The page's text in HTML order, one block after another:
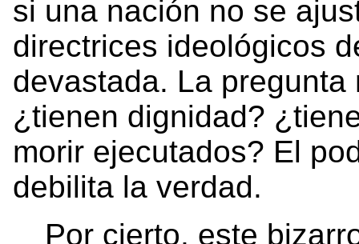
si una nación no se
directrices ideológicos
devastada. La
¿tienen dignidad?
morir ejecutados? El
debilita la verdad.
Por cierto, este